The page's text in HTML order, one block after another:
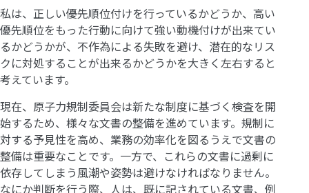
私は、正しい優先順位付けを行っているかどうか、高い
優先順位をもった行動に向けて強い動機付けが出来てい
るかどうかが、不作為による失敗を避け、潜在的なリス
クに対処することが出来るかどうかを大きく左右すると
考えています。
現在、原子力規制委員会は新たな制度に基づく検査を開
始するため、様々な文書の整備を進めています。規制に
対する予見性を高め、業務の効率化を図るうえで文書の
整備は重要なことです。一方で、これらの文書に過剰に
依存してしまう風潮や姿勢は避けなければなりません。
なにか判断を行う際、人は、既に記されている文書、例